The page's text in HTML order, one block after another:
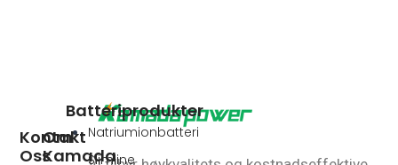
Batteriprodukter
Natriumionbatteri
Slimline
Om
Kamada
Kontakt
Oss